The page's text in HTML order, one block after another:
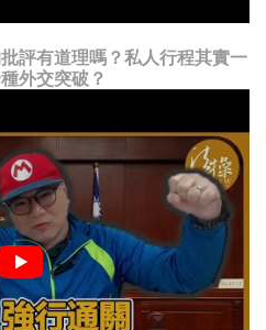
評有道理嗎？私人行程其實一
外交突破？